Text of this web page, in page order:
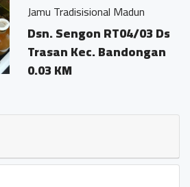
Jamu Tradisisional Madun
Dsn. Sengon RT04/03 Ds.
Trasan Kec. Bandongan
0.03 KM